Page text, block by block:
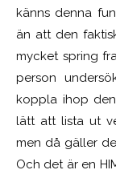
känns denna
än att den
mycket spring
person
koppla ihop
lätt att lista ut
men då gäller
Och det är en